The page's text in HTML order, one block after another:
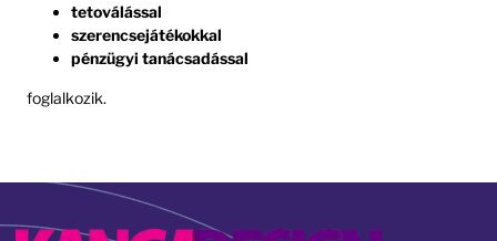
tetoválással
szerencsejátékokkal
pénzügyi tanácsadással
foglalkozik.